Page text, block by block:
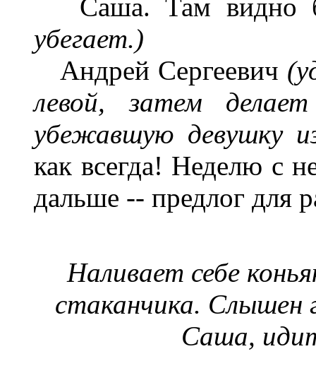
Саша. Там видно
убегает.)
Андрей Сергеевич
левой, затем
убежавшую девушку
как всегда! Неделю с
дальше -- предлог для
Наливает себе
стаканчика. Слышен
Саша,